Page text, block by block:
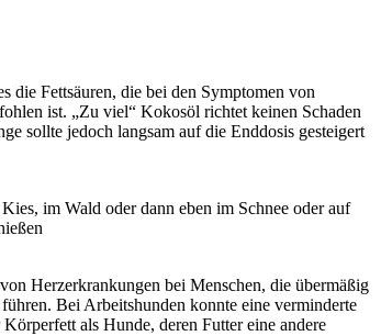
die Fettsäuren, die bei den Symptomen von
ist. „Zu viel“ Kokosöl richtet keinen Schaden
sollte jedoch langsam auf die Enddosis gesteigert
im Wald oder dann eben im Schnee oder auf
Herzerkrankungen bei Menschen, die übermäßig
Bei Arbeitshunden konnte eine verminderte
als Hunde, deren Futter eine andere